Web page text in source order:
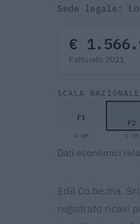
Sede legale:
€
Fatturato 2021
SCALA
F1 F2
0-1M 1-2M
Dati economici
Edil Co.be.ma.
registrato ricavi